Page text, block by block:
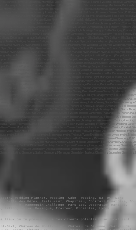
Wedding Planner, Wedding Cake, Wedding, DJ, MC, Sono
Salle des Fêtes, Restaurant, Chapiteau, Cocktail Dînatoire,
Mob, Mannequin Challenge, Pars Led, Décoration mariage,
Latino, Salsa, Merengue, Traiteur, Enceintes, Lyres,
où tu présumes que des clients potentiels se localisent.
Sixt, Château de Monttrotier, Château de Divonne, Château de